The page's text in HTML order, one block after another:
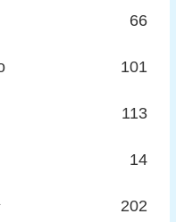
66
101
113
14
202